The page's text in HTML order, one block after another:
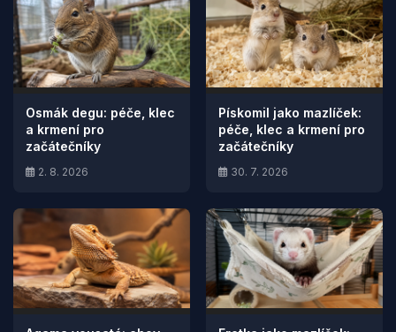
Osmák degu: péče, klec
a krmení pro
začátečníky
2. 8. 2026
Pískomil jako mazlíček:
péče, klec a krmení pro
začátečníky
30. 7. 2026